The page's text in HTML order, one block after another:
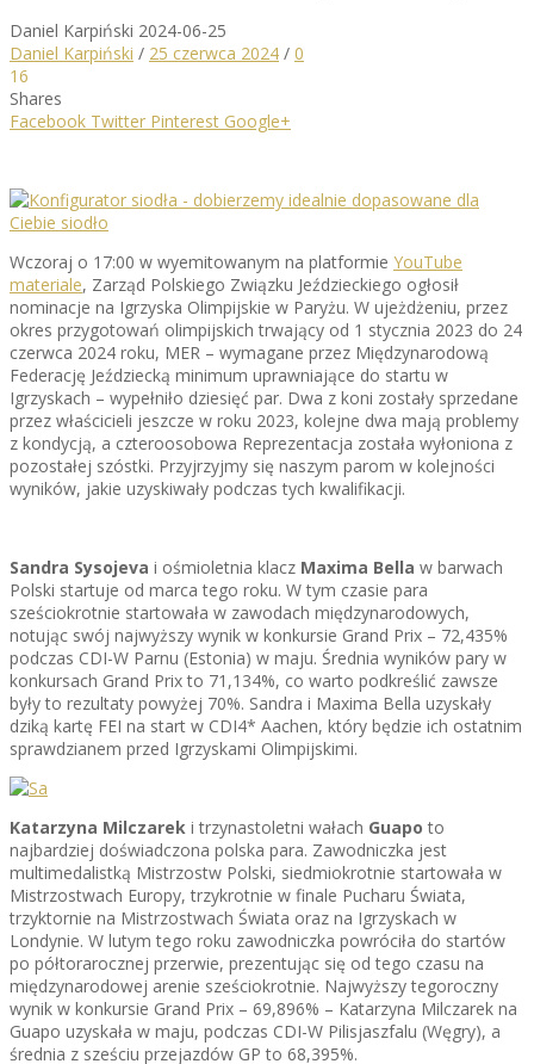
Daniel Karpiński 2024-06-25
Daniel Karpiński / 25 czerwca 2024 / 0
16
Shares
Facebook Twitter Pinterest Google+
Wczoraj o 17:00 w wyemitowanym na platformie YouTube
materiale, Zarząd Polskiego Związku Jeździeckiego ogłosił
nominacje na Igrzyska Olimpijskie w Paryżu. W ujeżdżeniu, przez
okres przygotowań olimpijskich trwający od 1 stycznia 2023 do 24
czerwca 2024 roku, MER – wymagane przez Międzynarodową
Federację Jeździecką minimum uprawniające do startu w
Igrzyskach – wypełniło dziesięć par. Dwa z koni zostały sprzedane
przez właścicieli jeszcze w roku 2023, kolejne dwa mają problemy
z kondycją, a czteroosobowa Reprezentacja została wyłoniona z
pozostałej szóstki. Przyjrzyjmy się naszym parom w kolejności
wyników, jakie uzyskiwały podczas tych kwalifikacji.
Sandra Sysojeva i ośmioletnia klacz Maxima Bella w barwach
Polski startuje od marca tego roku. W tym czasie para
sześciokrotnie startowała w zawodach międzynarodowych,
notując swój najwyższy wynik w konkursie Grand Prix – 72,435%
podczas CDI-W Parnu (Estonia) w maju. Średnia wyników pary w
konkursach Grand Prix to 71,134%, co warto podkreślić zawsze
były to rezultaty powyżej 70%. Sandra i Maxima Bella uzyskały
dziką kartę FEI na start w CDI4* Aachen, który będzie ich ostatnim
sprawdzianem przed Igrzyskami Olimpijskimi.
Katarzyna Milczarek i trzynastoletni wałach Guapo to
najbardziej doświadczona polska para. Zawodniczka jest
multimedalistką Mistrzostw Polski, siedmiokrotnie startowała w
Mistrzostwach Europy, trzykrotnie w finale Pucharu Świata,
trzyktornie na Mistrzostwach Świata oraz na Igrzyskach w
Londynie. W lutym tego roku zawodniczka powróciła do startów
po półtorarocznej przerwie, prezentując się od tego czasu na
międzynarodowej arenie sześciokrotnie. Najwyższy tegoroczny
wynik w konkursie Grand Prix – 69,896% – Katarzyna Milczarek na
Guapo uzyskała w maju, podczas CDI-W Pilisjaszfalu (Węgry), a
średnia z sześciu przejazdów GP to 68,395%.